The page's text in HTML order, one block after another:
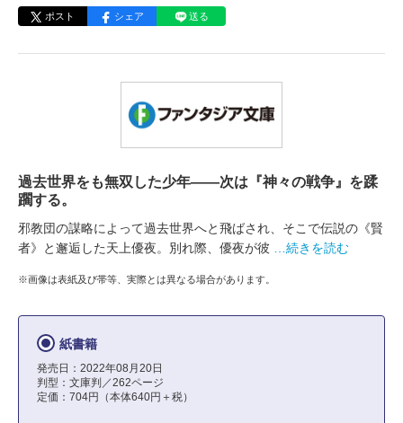
ポスト シェア 送る
過去世界をも無双した少年――次は『神々の戦争』を蹂
躙する。
邪教団の謀略によって過去世界へと飛ばされ、そこで伝説の《賢
者》と邂逅した天上優夜。別れ際、優夜が彼
…続きを読む
※画像は表紙及び帯等、実際とは異なる場合があります。
紙書籍
発売日：2022年08月20日
判型：文庫判／262ページ
定価：704円（本体640円＋税）